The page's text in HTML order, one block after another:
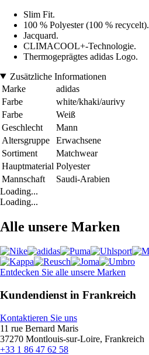
Slim Fit.
100 % Polyester (100 % recycelt).
Jacquard.
CLIMACOOL+-Technologie.
Thermogeprägtes adidas Logo.
Zusätzliche Informationen
Marke
adidas
Farbe
white/khaki/aurivy
Farbe
Weiß
Geschlecht
Mann
Altersgruppe
Erwachsene
Sortiment
Matchwear
Hauptmaterial Polyester
Mannschaft
Saudi-Arabien
Loading...
Loading...
Alle unsere Marken
Entdecken Sie alle unsere Marken
Kundendienst in Frankreich
Kontaktieren Sie uns
11 rue Bernard Maris
37270 Montlouis-sur-Loire, Frankreich
+33 1 86 47 62 58